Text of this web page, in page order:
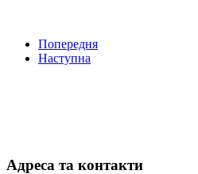
Попередня
Наступна
Адреса та контакти